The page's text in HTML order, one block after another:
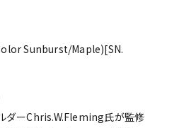
Sunburst/Maple)[SN.
ーChris.W.Fleming氏が監修